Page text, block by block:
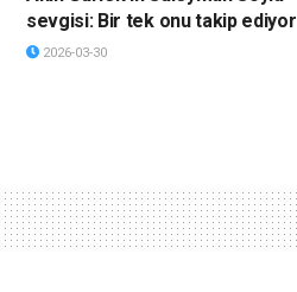
sevgisi: Bir tek onu takip ediyor
2026-03-30